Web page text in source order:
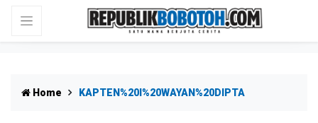
Home KAPTEN%20I%20WAYAN%20DIPTA